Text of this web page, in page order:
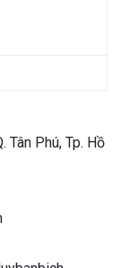
Tân Phú, Tp. Hồ